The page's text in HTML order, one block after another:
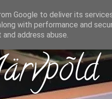
Google to deliver its
with performance and
address abuse.